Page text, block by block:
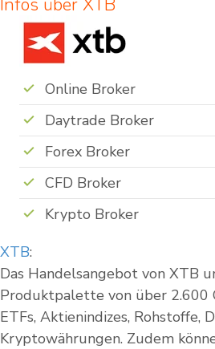
Online Broker
Daytrade Broker
Forex Broker
CFD Broker
Krypto Broker
XTB:
Das Handelsangebot von XTB
Produktpalette von über 2.600
ETFs, Aktienindizes, Rohstoffe,
Kryptowährungen. Zudem